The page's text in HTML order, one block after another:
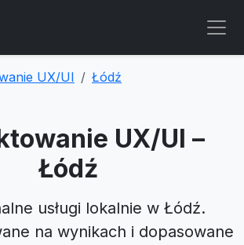
UX/UI Łódź
UX/UI –
Łódź
usługi lokalnie w Łódź.
na wynikach i dopasowane